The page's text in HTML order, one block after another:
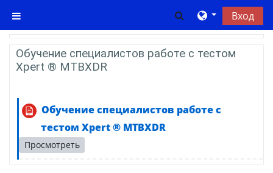
Боковая панель
ИзменитьВход
Общее
Обучение специалистов работе с тестом
Xpert ® MTBXDR
Обучение специалистов работе с
тестом Xpert ® MTBXDR
Файл
Просмотреть